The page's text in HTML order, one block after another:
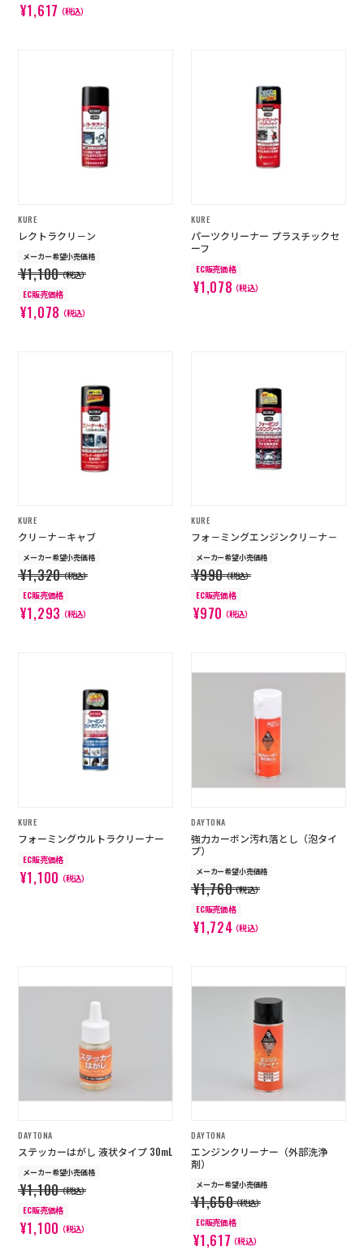
¥1,617（税込）
KURE
レクトラクリ－ン
メーカー希望小売価格
¥1,100（税込）
EC販売価格
¥1,078（税込）
KURE
パーツクリーナー プラスチックセ
ーフ
EC販売価格
¥1,078（税込）
KURE
クリ－ナ－キャブ
メーカー希望小売価格
¥1,320（税込）
EC販売価格
¥1,293（税込）
KURE
フォ－ミングエンジンクリ－ナ－
メーカー希望小売価格
¥990（税込）
EC販売価格
¥970（税込）
KURE
フォーミングウルトラクリーナー
EC販売価格
¥1,100（税込）
DAYTONA
強力カーボン汚れ落とし（泡タイ
プ）
メーカー希望小売価格
¥1,760（税込）
EC販売価格
¥1,724（税込）
DAYTONA
ステッカーはがし 液状タイプ 30mL
メーカー希望小売価格
¥1,100（税込）
EC販売価格
¥1,100（税込）
DAYTONA
エンジンクリーナー（外部洗浄
剤）
メーカー希望小売価格
¥1,650（税込）
EC販売価格
¥1,617（税込）